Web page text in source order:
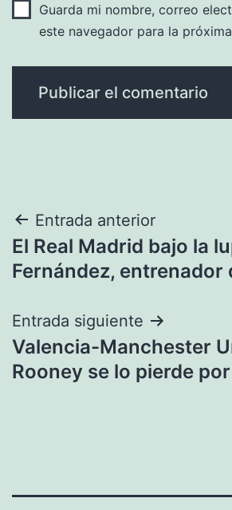
Guarda mi nombre, correo
este navegador para la
Navegación
de
Entrada anterior
El Real Madrid bajo la
Fernández, entrenador
Entrada siguiente
Valencia-Manchester
Rooney se lo pierde